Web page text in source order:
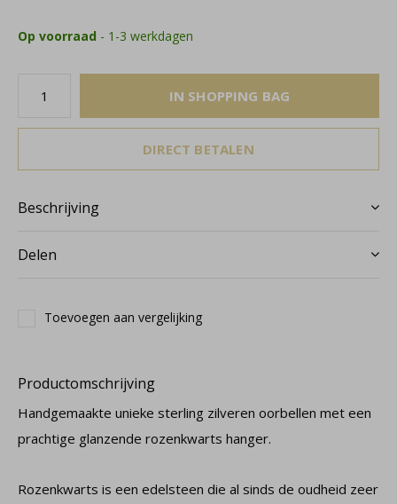
Op voorraad - 1-3 werkdagen
IN SHOPPING BAG
DIRECT BETALEN
Beschrijving
Delen
Toevoegen aan vergelijking
Productomschrijving
Handgemaakte unieke sterling zilveren oorbellen met een
prachtige glanzende rozenkwarts hanger.
Rozenkwarts is een edelsteen die al sinds de oudheid zeer